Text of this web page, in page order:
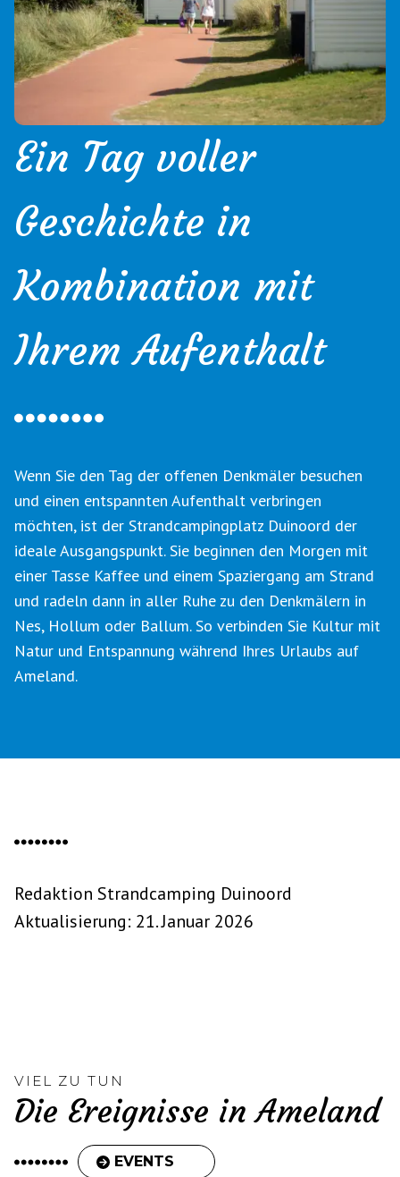
Ein Tag voller
Geschichte in
Kombination mit
Ihrem Aufenthalt
Wenn Sie den Tag der offenen Denkmäler besuchen
und einen entspannten Aufenthalt verbringen
möchten, ist der Strandcampingplatz Duinoord der
ideale Ausgangspunkt. Sie beginnen den Morgen mit
einer Tasse Kaffee und einem Spaziergang am Strand
und radeln dann in aller Ruhe zu den Denkmälern in
Nes, Hollum oder Ballum. So verbinden Sie Kultur mit
Natur und Entspannung während Ihres Urlaubs auf
Ameland.
Redaktion Strandcamping Duinoord
Aktualisierung: 21. Januar 2026
VIEL ZU TUN
Die Ereignisse in Ameland
EVENTS